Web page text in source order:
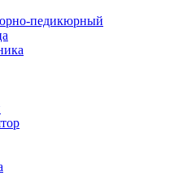
педикюрный